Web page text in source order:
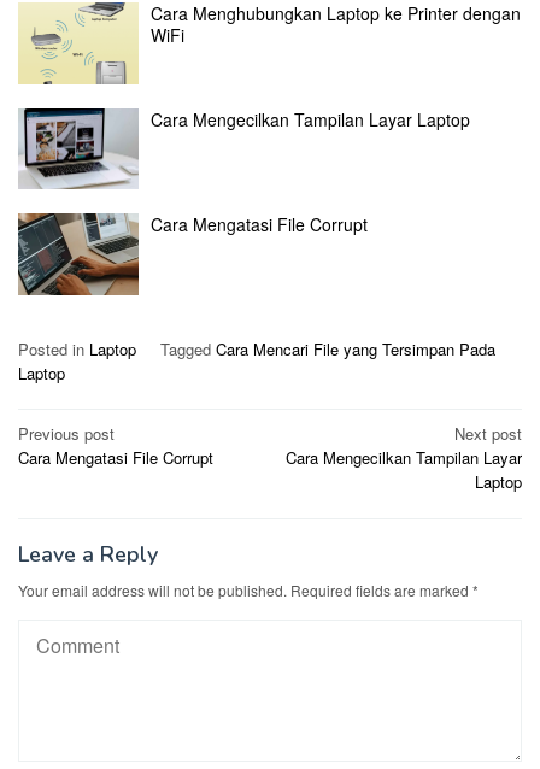
Cara Menghubungkan Laptop ke Printer dengan
WiFi
Cara Mengecilkan Tampilan Layar Laptop
Cara Mengatasi File Corrupt
Posted in Laptop Tagged Cara Mencari File yang Tersimpan Pada
Laptop
Post
navigation
Previous post
Cara Mengatasi File Corrupt
Next post
Cara Mengecilkan Tampilan Layar
Laptop
Leave a Reply
Your email address will not be published. Required fields are marked *